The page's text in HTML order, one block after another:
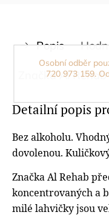
Osobní odběr
720 973 159.
Popis
ZnačkaAl Rehab
Detailní popis
Bez alkoholu.
dovolenou.
Značka Al Rehab
koncentrovaných a
milé lahvičky jsou